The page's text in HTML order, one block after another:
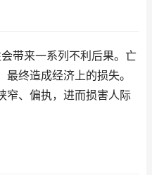
带来一系列不利后果。亡
终造成经济上的损失。
窄、偏执，进而损害人际